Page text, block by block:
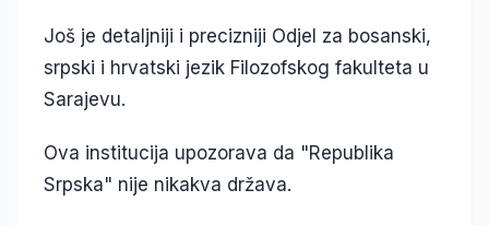
Još je detaljniji i precizniji Odjel za bosanski,
srpski i hrvatski jezik Filozofskog fakulteta u
Sarajevu.
Ova institucija upozorava da "Republika
Srpska" nije nikakva država.